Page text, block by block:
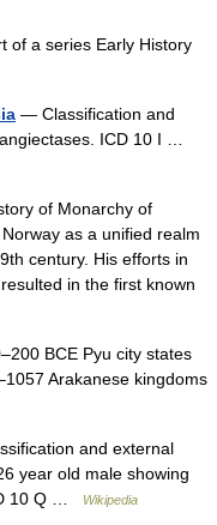
of a series Early History
— Classification and
ICD 10 I …
of Monarchy of
as a unified realm
century. His efforts in
in the first known
BCE Pyu city states
Arakanese kingdoms
and external
year old male showing
10 Q …
Wikipedia